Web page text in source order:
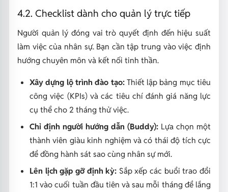
4.2. Checklist dành cho quản lý trực tiếp
Người quản lý đóng vai trò quyết định đến hiệu suất
làm việc của nhân sự. Bạn cần tập trung vào việc định
hướng chuyên môn và kết nối tinh thần.
Xây dựng lộ trình đào tạo:Thiết lập bảng mục tiêu
công việc (KPIs) và các tiêu chí đánh giá năng lực
cụ thể cho 2 tháng thử việc.
Chỉ định người hướng dẫn (Buddy): Lựa chọn một
thành viên giàu kinh nghiệm và có thái độ tích cực
để đồng hành sát sao cùng nhân sự mới.
Lên lịch gặp gỡ định kỳ: Sắp xếp các buổi trao đổi
1:1 vào cuối tuần đầu tiên và sau mỗi tháng để lắng